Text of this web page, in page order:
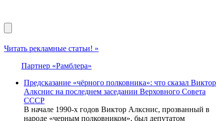
Читать рекламные статьи! »
Партнер «Рамблера»
Предсказание «чёрного полковника»: что сказал Виктор
Алкснис на последнем заседании Верховного Совета
СССР
В начале 1990-х годов Виктор Алкснис, прозванный в
народе «черным полковником», был депутатом